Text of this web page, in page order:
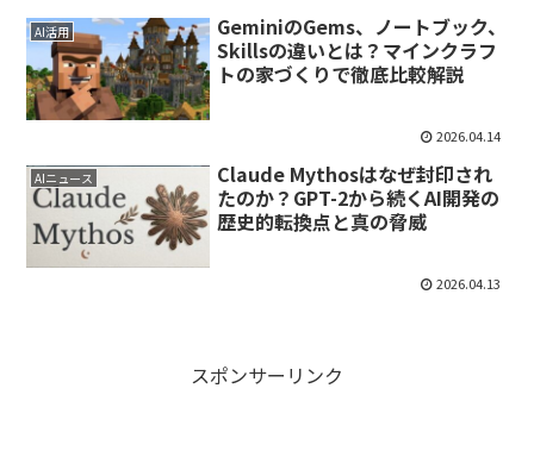
AI活用
GeminiのGems、ノートブック、
Skillsの違いとは？マインクラフ
トの家づくりで徹底比較解説
2026.04.14
AIニュース
Claude Mythosはなぜ封印され
たのか？GPT-2から続くAI開発の
歴史的転換点と真の脅威
2026.04.13
スポンサーリンク